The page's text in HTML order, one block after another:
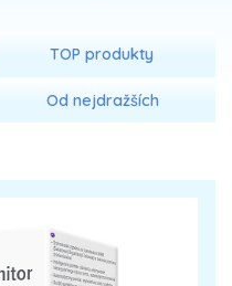
TOP produkty
Od nejdražších